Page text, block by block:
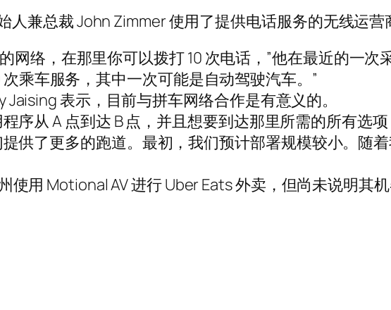
兼总裁 John Zimmer 使用了提供电话服务的无线运营
网络，在那里你可以拨打 10 次电话，”他在最近的一次
乘车服务，其中一次可能是自动驾驶汽车。”
表示，目前与拼车网络合作是有意义的。
序从 A 点到达 B 点，并且想要到达那里所需的所有选
供了更多的跑道。最初，我们预计部署规模较小。随
用 Motional AV 进行 Uber Eats 外卖，但尚未说明其